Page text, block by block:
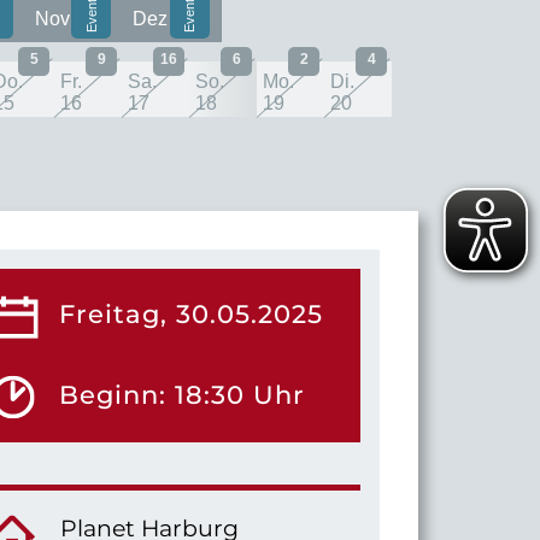
Nov Dez
5
Fr.
16
9
Sa.
17
16
So.
18
6
Mo.
19
2
Di.
20
4
Freitag, 30.05.2025
Beginn: 18:30 Uhr
Planet Harburg